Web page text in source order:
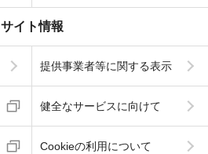
サイト情報
提供事業者等に関する表示
健全なサービスに向けて
Cookieの利用について